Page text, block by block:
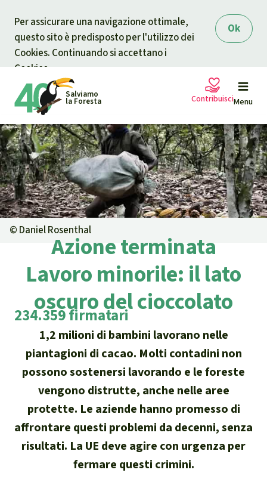
Ok
Per assicurare una navigazione ottimale,
questo sito è predisposto per l'utilizzo dei
Cookies. Continuando si accettano i
Cookies.
Salviamo
la Foresta Menu
Petizioni
Progetti
Info
Informati
Attualità
Risultati
Temi principali
Foresta tropicale
Biomassa e Bioenergia
Legno Tropicale
Olio di palma
Allevamenti industriali
Biodiversità
Chi siamo
Salviamo la Foresta
Chi siamo
40 anni di Salviamo la Foresta
Contattaci
Trasparenza
Sede legale
Cerca
Italiano
Deutsch
English
Español
Français
Contribuisci
La tua donazione aiuta
Sostieni Salviamo la Foresta
Donazione urgente
Protezione degli animali
Difensore e difensori delle foreste
In difesa della foresta
Donazione per una regione
particolare
Africa
Sud-est asiatico
© Daniel Rosenthal
Azione terminata
Lavoro minorile: il lato
oscuro del cioccolato
234.359 firmatari
1,2 milioni di bambini lavorano nelle
piantagioni di cacao. Molti contadini non
possono sostenersi lavorando e le foreste
vengono distrutte, anche nelle aree
protette. Le aziende hanno promesso di
affrontare questi problemi da decenni, senza
risultati. La UE deve agire con urgenza per
fermare questi crimini.